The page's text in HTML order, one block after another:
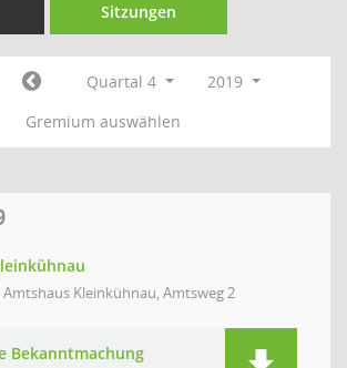
Sitzungen
Quartal 4
2019
Gremium auswählen
Amtshaus Kleinkühnau, Amtsweg 2
Bekanntmachung